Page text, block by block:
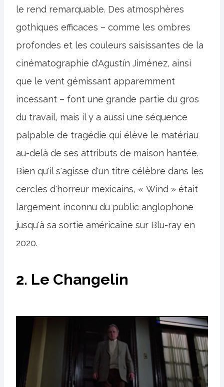
le rend remarquable. Des atmosphères
gothiques efficaces – comme les ombres
profondes et les couleurs saisissantes de la
cinématographie d'Agustín Jiménez, ainsi
que le vent gémissant apparemment
incessant – font une grande partie du gros
du travail, mais il y a aussi une séquence
palpable de tragédie qui élève le matériau
au-delà de ses attributs de maison hantée.
Bien qu'il s'agisse d'un titre célèbre dans les
cercles d'horreur mexicains, « Wind » était
largement inconnu du public anglophone
jusqu'à sa sortie américaine sur Blu-ray en
2020.
2. Le Changelin